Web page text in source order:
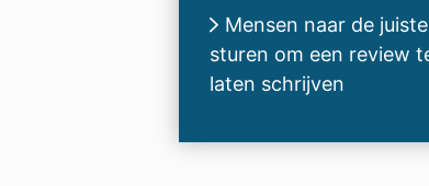
Mensen naar de
sturen om een review
laten schrijven